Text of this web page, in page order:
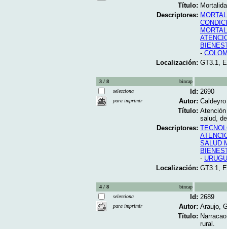
Título:
Descriptores:
-
Localización: GT3.1,
3 / 8
bincap
selecciona
para imprimir
Id: 2690
Autor:
Título:
salud,
Descriptores:
SALUD
-
Localización: GT3.1,
4 / 8
bincap
selecciona
para imprimir
Id: 2689
Autor: Araujo,
Título:
rural.